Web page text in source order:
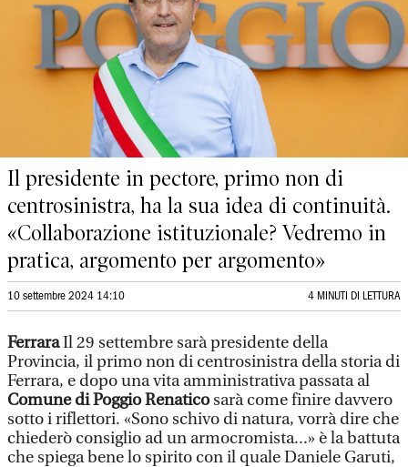
Il presidente in pectore, primo non di
centrosinistra, ha la sua idea di continuità.
«Collaborazione istituzionale? Vedremo in
pratica, argomento per argomento»
10 settembre 2024 14:10 4 MINUTI DI LETTURA
FerraraIl 29 settembre sarà presidente della
Provincia, il primo non di centrosinistra della storia di
Ferrara, e dopo una vita amministrativa passata al
Comune di Poggio Renaticosarà come finire davvero
sotto i riflettori. «Sono schivo di natura, vorrà dire che
chiederò consiglio ad un armocromista...» è la battuta
che spiega bene lo spirito con il quale Daniele Garuti,